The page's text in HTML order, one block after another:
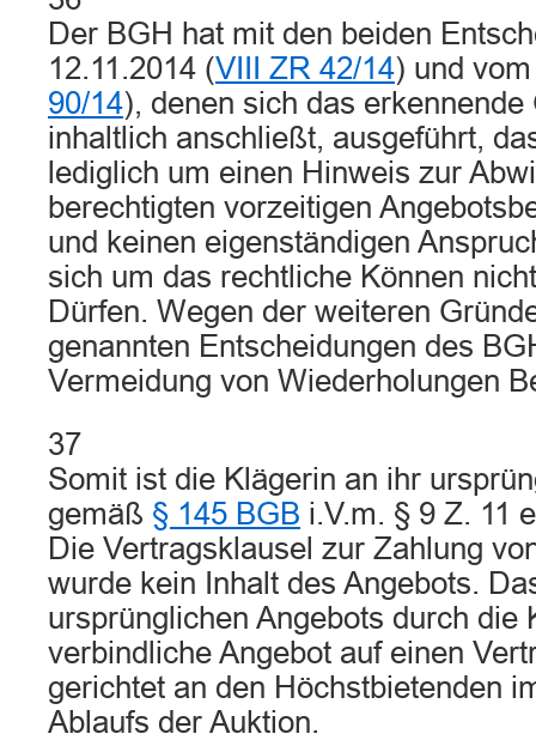
Der BGH hat mit den beiden
12.11.2014 (VIII ZR 42/14) und
90/14), denen sich das erkennende
inhaltlich anschließt, ausgeführt,
lediglich um einen Hinweis zur
berechtigten vorzeitigen
und keinen eigenständigen
sich um das rechtliche Können
Dürfen. Wegen der weiteren
genannten Entscheidungen des
Vermeidung von Wiederholungen
37
Somit ist die Klägerin an ihr
gemäß § 145 BGB i.V.m. § 9 Z. 11
Die Vertragsklausel zur Zahlung
wurde kein Inhalt des Angebots.
ursprünglichen Angebots durch die
verbindliche Angebot auf einen
gerichtet an den Höchstbietenden
Ablaufs der Auktion.